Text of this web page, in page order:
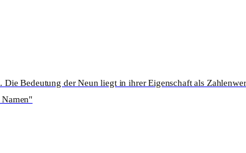
Bedeutung der Neun liegt in ihrer Eigenschaft als
Namen"